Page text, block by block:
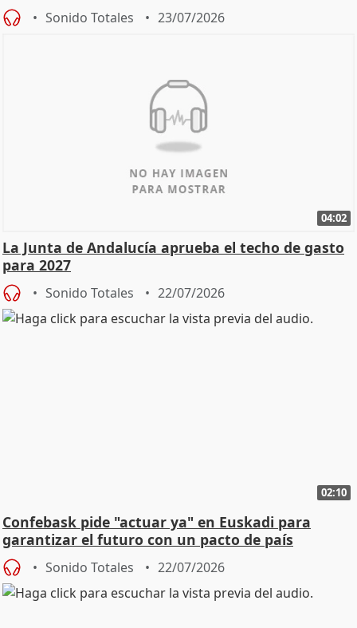
Sonido Totales 23/07/2026
04:02
La Junta de Andalucía aprueba el techo de gasto
para 2027
Sonido Totales 22/07/2026
02:10
Confebask pide "actuar ya" en Euskadi para
garantizar el futuro con un pacto de país
Sonido Totales 22/07/2026